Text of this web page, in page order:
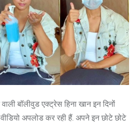
बॉलीवुड एक्ट्रेस हिना खान इन दिनों
अपलोड कर रही हैं. अपने इन छोटे छोटे